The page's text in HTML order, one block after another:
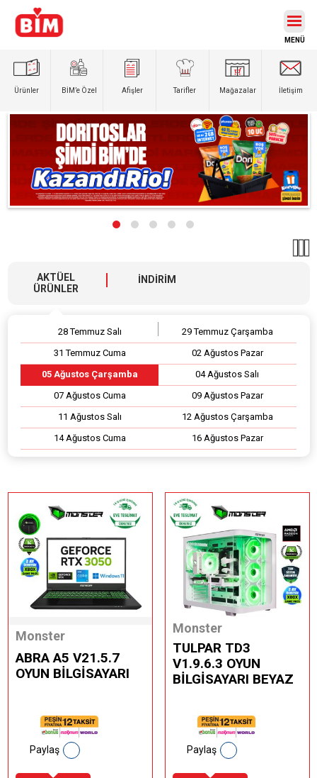
Ürünler BİM’e Özel Afişler Tarifler Mağazalar İletişim
AKTÜEL
ÜRÜNLER
İNDİRİM
28 Temmuz Salı
29 Temmuz Çarşamba
31 Temmuz Cuma
02 Ağustos Pazar
05 Ağustos Çarşamba
04 Ağustos Salı
07 Ağustos Cuma
09 Ağustos Pazar
11 Ağustos Salı
12 Ağustos Çarşamba
14 Ağustos Cuma
16 Ağustos Pazar
Monster
ABRA A5 V21.5.7
OYUN BİLGİSAYARI
Paylaş
Monster
TULPAR TD3
V1.9.6.3 OYUN
BİLGİSAYARI BEYAZ
Paylaş